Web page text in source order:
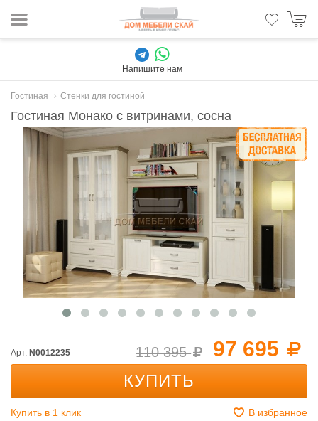
Напишите нам
Гостиная Стенки для гостиной
Гостиная Монако с витринами, сосна
97 695
110 395
Арт. N0012235
КУПИТЬ
Купить в 1 клик В избранное